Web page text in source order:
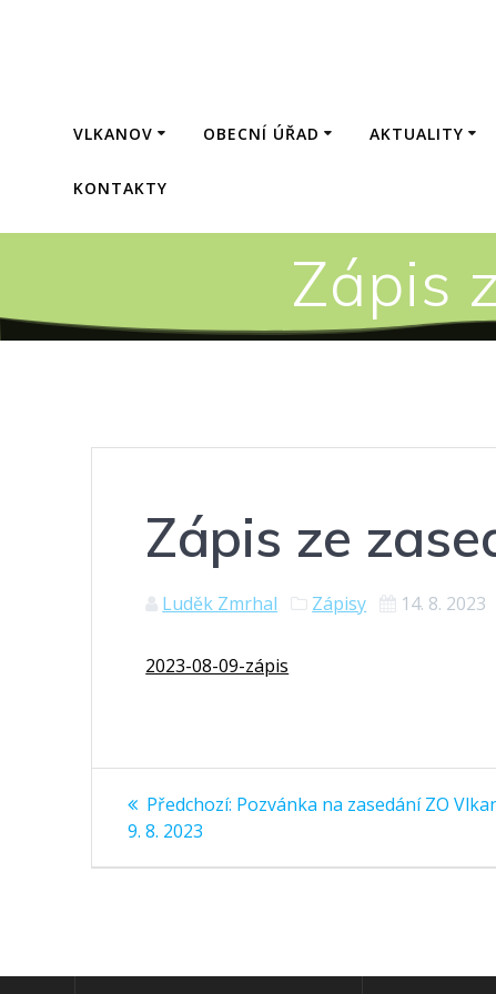
VLKANOV OBECNÍ ÚŘAD AKTUALITY
KONTAKTY
Zápis
Zápis ze
Luděk Zmrhal Zápisy 14. 8. 2023
2023-08-09-zápis
Navigace
pro
Předchozí: Předchozí
Pozvánka na zasedání ZO
9. 8. 2023